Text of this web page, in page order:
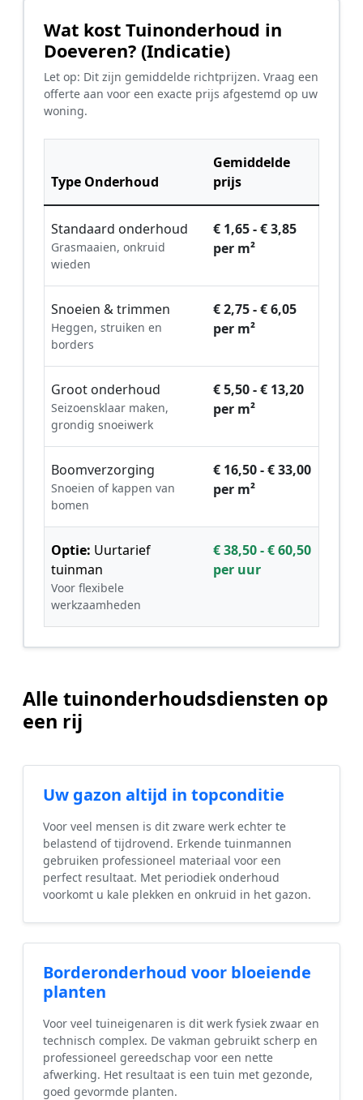
Wat kost Tuinonderhoud in
Doeveren? (Indicatie)
Let op: Dit zijn gemiddelde richtprijzen. Vraag een
offerte aan voor een exacte prijs afgestemd op uw
woning.
Type Onderhoud
Gemiddelde
prijs
Standaard onderhoud
Grasmaaien, onkruid
wieden
€ 1,65 - € 3,85
per m²
Snoeien & trimmen
Heggen, struiken en
borders
€ 2,75 - € 6,05
per m²
Groot onderhoud
Seizoensklaar maken,
grondig snoeiwerk
€ 5,50 - € 13,20
per m²
Boomverzorging
Snoeien of kappen van
bomen
€ 16,50 - € 33,00
per m²
Optie: Uurtarief
tuinman
Voor flexibele
werkzaamheden
€ 38,50 - € 60,50
per uur
Alle tuinonderhoudsdiensten op
een rij
Uw gazon altijd in topconditie
Voor veel mensen is dit zware werk echter te
belastend of tijdrovend. Erkende tuinmannen
gebruiken professioneel materiaal voor een
perfect resultaat. Met periodiek onderhoud
voorkomt u kale plekken en onkruid in het gazon.
Borderonderhoud voor bloeiende
planten
Voor veel tuineigenaren is dit werk fysiek zwaar en
technisch complex. De vakman gebruikt scherp en
professioneel gereedschap voor een nette
afwerking. Het resultaat is een tuin met gezonde,
goed gevormde planten.